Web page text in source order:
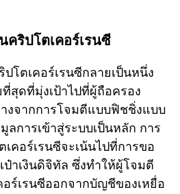
คริปโตเคอร์เรนซี
โตเคอร์เรนซีกลายเป็นหนึ่ง
สุดที่มุ่งเป้าไปที่ผู้ถือครอง
งจากการโจมตีแบบฟิชชิ่งแบบ
ลการเข้าสู่ระบบเป็นหลัก การ
คอร์เรนซีจะเน้นไปที่การขอ
ป๋าเงินดิจิทัล ซึ่งทำให้ผู้โจมตี
ร์เรนซีออกจากบัญชีของเหยื่อ